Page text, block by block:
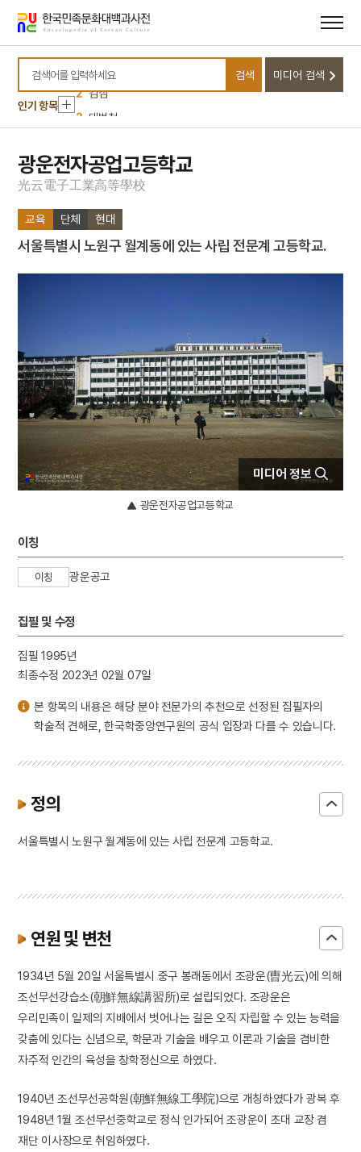
바로가기
바로가기
검색어를 입력하세요
검색 미디어 검색
인기 항목
10 개척촌
1 금성대군
2
김심
4 사회정화위원회
5
순장
6 홍길민
8 강령 탈춤
9
강수곤
10 개척촌
4
사회정화위원회
5 순장
6 홍길민
각저총
8 강령 탈춤
9 강수곤
광운전자공업고등학교
光云電子工業高等學校
교육 단체 현대
서울특별시 노원구 월계동에 있는 사립 전문계 고등학교.
미디어 정보
광운전자공업고등학교
이칭
이칭 광운공고
집필 및 수정
집필 1995년
최종수정 2023년 02월 07일
본 항목의 내용은 해당 분야 전문가의 추천으로 선정된 집필자의
학술적 견해로, 한국학중앙연구원의 공식 입장과 다를 수 있습니다.
정의
서울특별시 노원구 월계동에 있는 사립 전문계 고등학교.
연원 및 변천
1934년 5월 20일 서울특별시 중구 봉래동에서 조광운(曺光云)에 의해
조선무선강습소(朝鮮無線講習所)로 설립되었다. 조광운은
우리민족이 일제의 지배에서 벗어나는 길은 오직 자립할 수 있는 능력을
갖춤에 있다는 신념으로, 학문과 기술을 배우고 이론과 기술을 겸비한
자주적 인간의 육성을 창학정신으로 하였다.
1940년 조선무선공학원(朝鮮無線工學院)으로 개칭하였다가 광복 후
1948년 1월 조선무선중학교로 정식 인가되어 조광운이 초대 교장 겸
재단 이사장으로 취임하였다.